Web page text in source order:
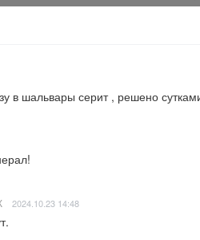
в шальвары серит , решено
2024.10.23 14:48